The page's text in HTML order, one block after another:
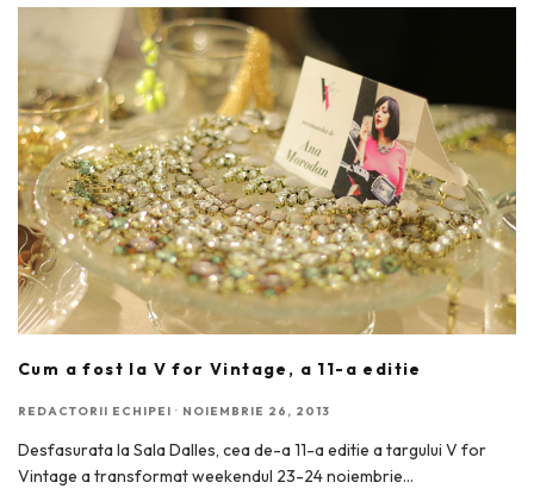
Cum a fost la V for Vintage, a 11-a editie
REDACTORII ECHIPEI · NOIEMBRIE 26, 2013
Desfasurata la Sala Dalles, cea de-a 11-a editie a targului V for
Vintage a transformat weekendul 23-24 noiembrie...